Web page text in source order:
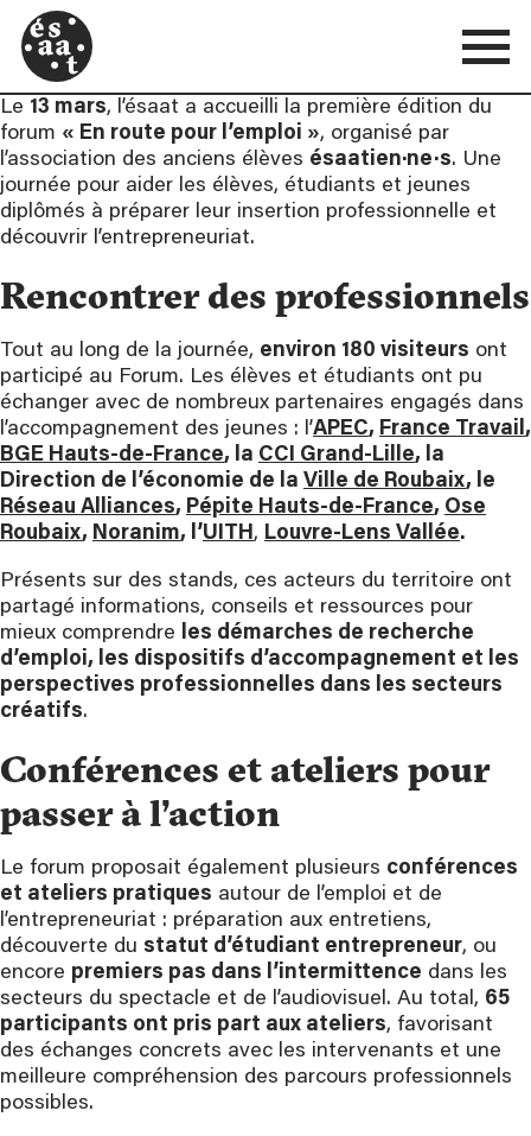
Le 13 mars, l’ésaat a accueilli la première édition du
forum « En route pour l’emploi », organisé par
l’association des anciens élèves ésaatien·ne·s. Une
journée pour aider les élèves, étudiants et jeunes
diplômés à préparer leur insertion professionnelle et
découvrir l’entrepreneuriat.
Rencontrer des professionnels
Tout au long de la journée, environ 180 visiteurs ont
participé au Forum. Les élèves et étudiants ont pu
échanger avec de nombreux partenaires engagés dans
l’accompagnement des jeunes : l’APEC, France Travail,
BGE Hauts-de-France, la CCI Grand-Lille, la
Direction de l’économie de la Ville de Roubaix, le
Réseau Alliances, Pépite Hauts-de-France, Ose
Roubaix, Noranim, l’UITH, Louvre-Lens Vallée.
Présents sur des stands, ces acteurs du territoire ont
partagé informations, conseils et ressources pour
mieux comprendre les démarches de recherche
d’emploi, les dispositifs d’accompagnement et les
perspectives professionnelles dans les secteurs
créatifs.
Conférences et ateliers pour
passer à l’action
Le forum proposait également plusieurs conférences
et ateliers pratiques autour de l’emploi et de
l’entrepreneuriat : préparation aux entretiens,
découverte du statut d’étudiant entrepreneur, ou
encore premiers pas dans l’intermittence dans les
secteurs du spectacle et de l’audiovisuel. Au total, 65
participants ont pris part aux ateliers, favorisant
des échanges concrets avec les intervenants et une
meilleure compréhension des parcours professionnels
possibles.